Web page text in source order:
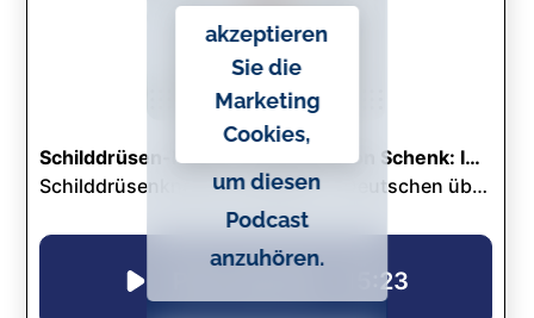
akzeptieren
Sie die
Marketing
Cookies,
um diesen
Podcast
anzuhören.